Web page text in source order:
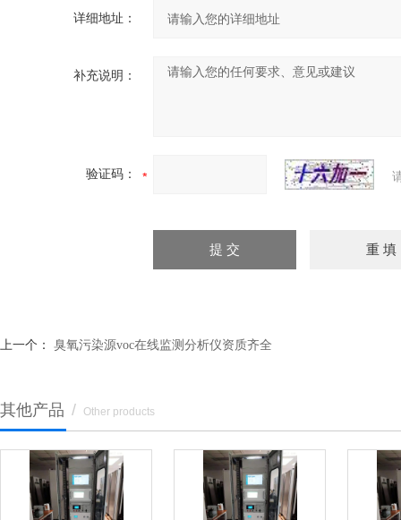
详细地址：
补充说明：
验证码：
上一个： 臭氧污染源voc在线监测分析仪资质齐全
其他产品 / Other products